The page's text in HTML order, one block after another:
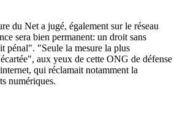
du Net a jugé, également sur le réseau
sera bien permanent: un droit sans
pénal". "Seule la mesure la plus
aux yeux de cette ONG de défense
qui réclamait notamment la
numériques.